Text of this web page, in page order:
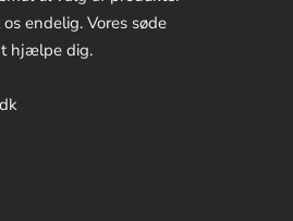
endelig. Vores søde
hjælpe dig.